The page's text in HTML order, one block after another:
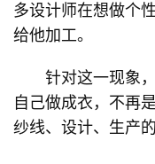
多设计师在想做个
给他加工。
针对这一现象，
自己做成衣，不再
纱线、设计、生产